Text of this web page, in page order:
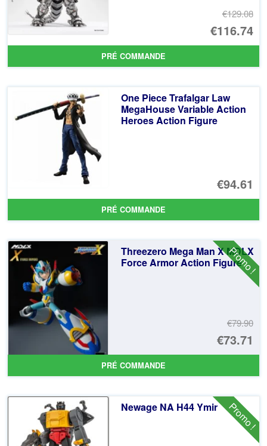
€129.08
Le
€116.74
Le
PRÉ COMMANDE
One Piece Trafalgar Law
MegaHouse Variable Action
Heroes Action Figure
€94.61
PRÉ COMMANDE
Promo !
Threezero Mega Man X MDLX
Force Armor Action Figure
€79.90
€73.71
Le
PRÉ COMMANDE
Promo !
Newage NA H44 Ymir